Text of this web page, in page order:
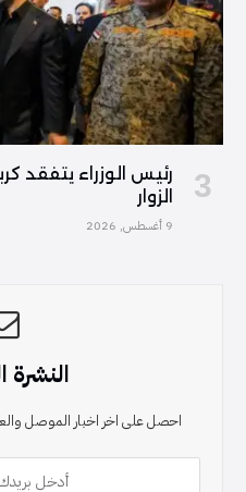
رئيس الوزراء يتفقد
الزوار
9 أغسطس, 2026
النشرة
احصل على اخر اخبار الموصل